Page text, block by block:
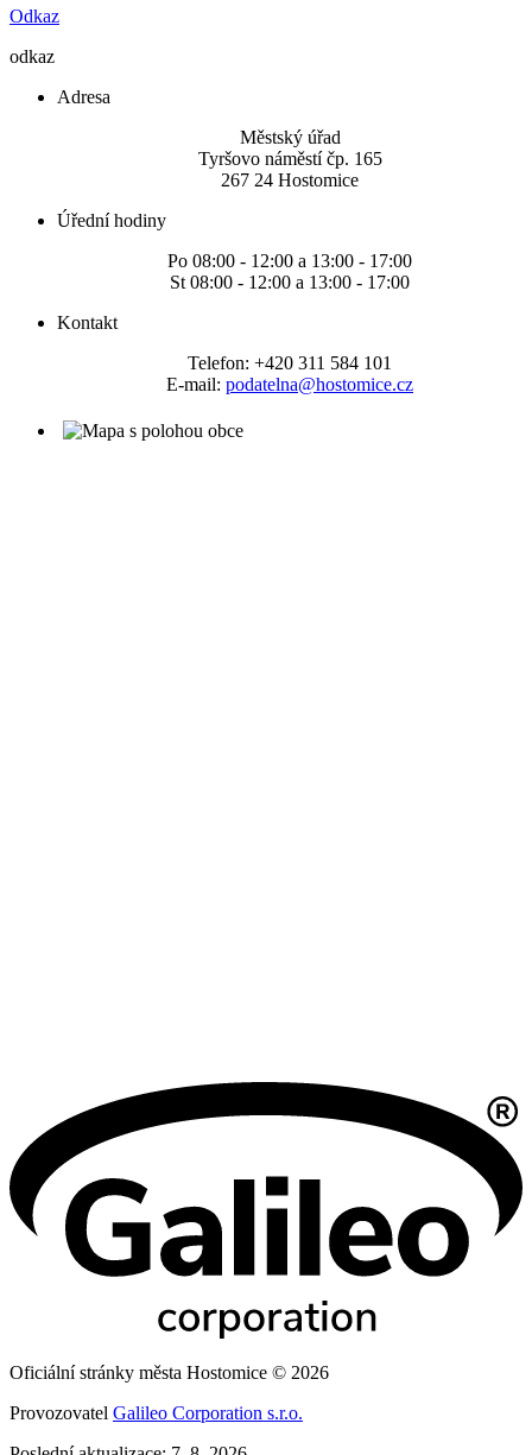
Odkaz
odkaz
Adresa
Městský úřad
Tyršovo náměstí čp. 165
267 24 Hostomice
Úřední hodiny
Po 08:00 - 12:00 a 13:00 - 17:00
St 08:00 - 12:00 a 13:00 - 17:00
Kontakt
Telefon: +420 311 584 101
E-mail: podatelna@hostomice.cz
Oficiální stránky města Hostomice © 2026
Provozovatel Galileo Corporation s.r.o.